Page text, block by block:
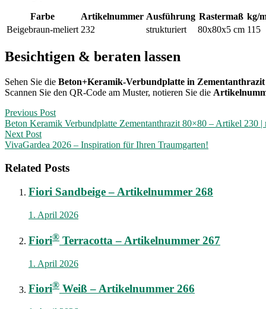
Farbe Artikelnummer Ausführung Rastermaß kg/
Beigebraun-meliert 232 strukturiert 80x80x5 cm 115
Besichtigen & beraten lassen
Sehen Sie die Beton+Keramik-Verbundplatte in Zementanthrazit
Scannen Sie den QR-Code am Muster, notieren Sie die
Post
navigation
Previous Post
Beton Keramik Verbundplatte Zementanthrazit 80×80 – Artikel 230
Next Post
VivaGardea 2026 – Inspiration für Ihren Traumgarten!
Related Posts
Fiori Sandbeige – Artikelnummer 268
1. April 2026
Fiori® Terracotta – Artikelnummer 267
1. April 2026
Fiori® Weiß – Artikelnummer 266